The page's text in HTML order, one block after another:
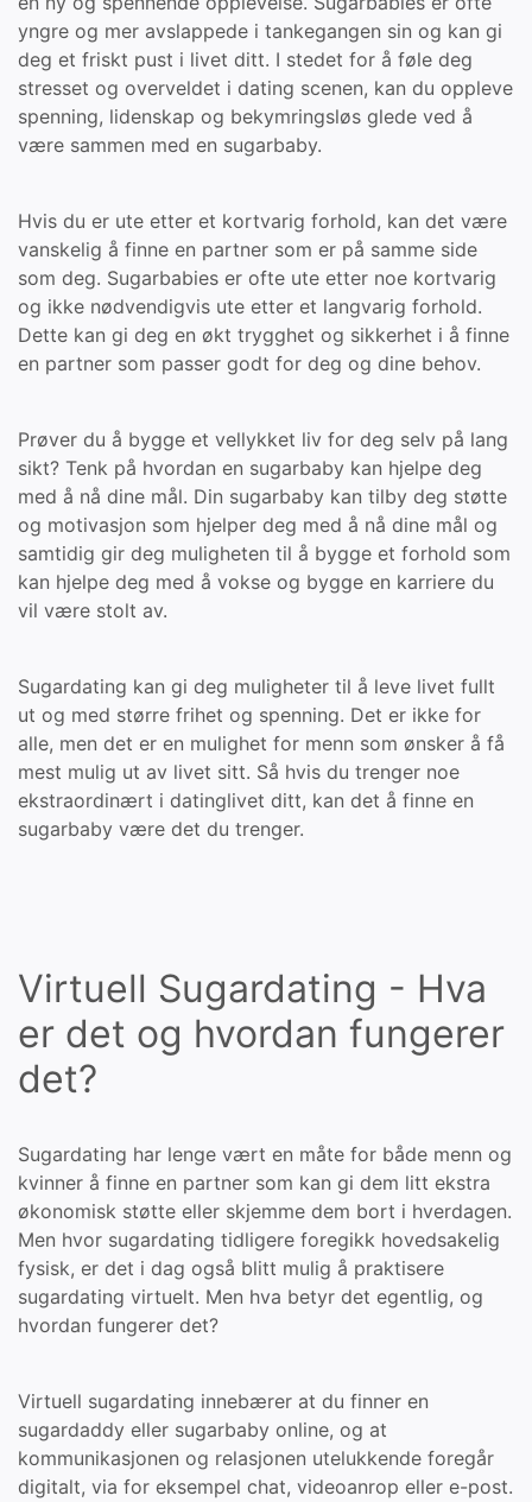
yngre og mer avslappede i tankegangen sin og kan gi
deg et friskt pust i livet ditt. I stedet for å føle deg
stresset og overveldet i dating scenen, kan du oppleve
spenning, lidenskap og bekymringsløs glede ved å
være sammen med en sugarbaby.
Hvis du er ute etter et kortvarig forhold, kan det være
vanskelig å finne en partner som er på samme side
som deg. Sugarbabies er ofte ute etter noe kortvarig
og ikke nødvendigvis ute etter et langvarig forhold.
Dette kan gi deg en økt trygghet og sikkerhet i å finne
en partner som passer godt for deg og dine behov.
Prøver du å bygge et vellykket liv for deg selv på lang
sikt? Tenk på hvordan en sugarbaby kan hjelpe deg
med å nå dine mål. Din sugarbaby kan tilby deg støtte
og motivasjon som hjelper deg med å nå dine mål og
samtidig gir deg muligheten til å bygge et forhold som
kan hjelpe deg med å vokse og bygge en karriere du
vil være stolt av.
Sugardating kan gi deg muligheter til å leve livet fullt
ut og med større frihet og spenning. Det er ikke for
alle, men det er en mulighet for menn som ønsker å få
mest mulig ut av livet sitt. Så hvis du trenger noe
ekstraordinært i datinglivet ditt, kan det å finne en
sugarbaby være det du trenger.
Virtuell Sugardating - Hva
er det og hvordan fungerer
det?
Sugardating har lenge vært en måte for både menn og
kvinner å finne en partner som kan gi dem litt ekstra
økonomisk støtte eller skjemme dem bort i hverdagen.
Men hvor sugardating tidligere foregikk hovedsakelig
fysisk, er det i dag også blitt mulig å praktisere
sugardating virtuelt. Men hva betyr det egentlig, og
hvordan fungerer det?
Virtuell sugardating innebærer at du finner en
sugardaddy eller sugarbaby online, og at
kommunikasjonen og relasjonen utelukkende foregår
digitalt, via for eksempel chat, videoanrop eller e-post.